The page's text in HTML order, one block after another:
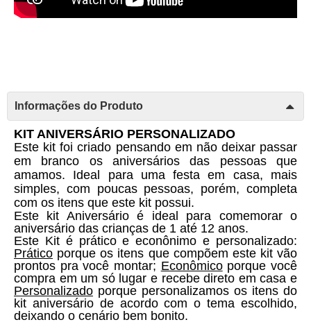
Informações do Produto
KIT ANIVERSÁRIO PERSONALIZADO
Este kit foi criado pensando em não deixar passar
em branco os aniversários das pessoas que
amamos. Ideal para uma festa em casa, mais
simples, com poucas pessoas, porém, completa
com os itens que este kit possui.
Este kit Aniversário é ideal para comemorar o
aniversário das crianças de 1 até 12 anos.
Prático porque os itens que compõem este kit vão
prontos pra você montar; Econômico porque você
Personalizado porque personalizamos os itens do
kit aniversário de acordo com o tema escolhido,
deixando o cenário bem bonito.